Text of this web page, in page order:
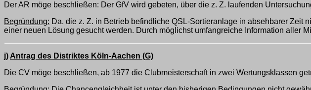
Der AR möge beschließen: Der GfV wird gebeten, über die z. Z. laufenden
Begründung: Da. die z. Z. in Betrieb befindliche QSL-Sortieranlage in absehbarer Zeit
einer neuen Lösung gesucht werden. Durch möglichst umfangreiche Information aller
j)Antrag des Distriktes Köln-Aachen (G)
Die CV möge beschließen, ab 1977 die Clubmeisterschaft in zwei Wertungsklassen